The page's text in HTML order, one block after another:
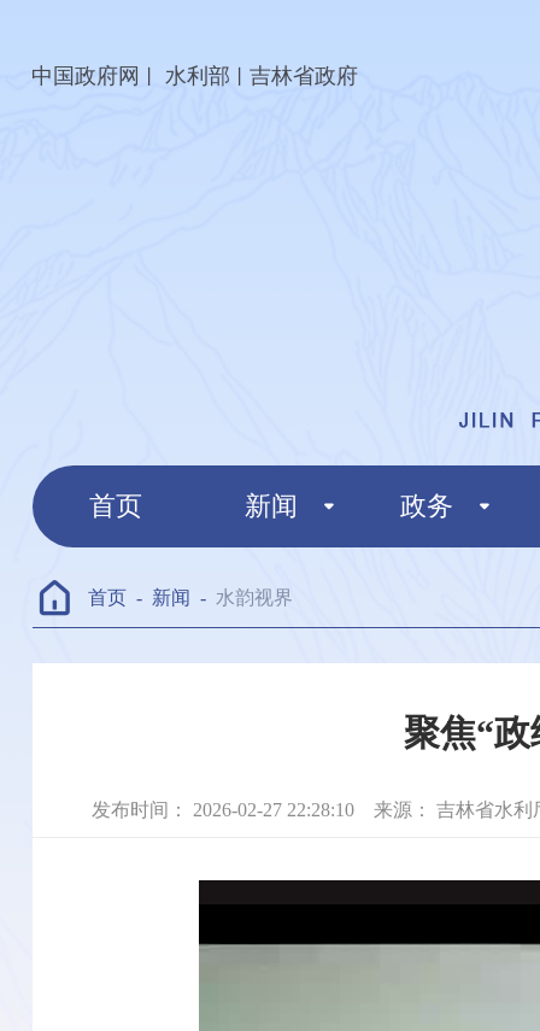
中国政府网 水利部 丨吉林省政府
首页 新闻 政务
首页 - 新闻 - 水韵视界
聚焦“
发布时间： 2026-02-27 22:28:10 来源： 吉林省水利